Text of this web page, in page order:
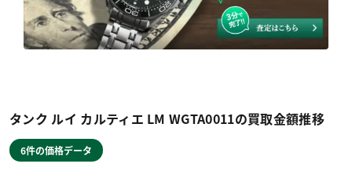
タンク ルイ カルティエ LM WGTA0011の買取金額推移
6件の価格データ